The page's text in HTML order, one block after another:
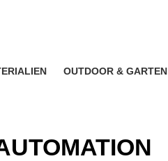
OUTDOOR & GARTEN